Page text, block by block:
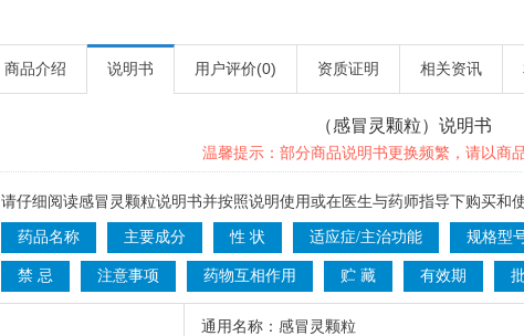
商品介绍 说明书 用户评价(0) 资质证明 相关资讯
（感冒灵颗粒）说明书
温馨提示：部分商品说明书更换频繁，请以商
请仔细阅读感冒灵颗粒说明书并按照说明使用或在医生与药师指导下购买和
药品名称 主要成分 性 状 适应症/主治功能 规格型
禁 忌 注意事项 药物互相作用 贮 藏 有效期
通用名称：感冒灵颗粒